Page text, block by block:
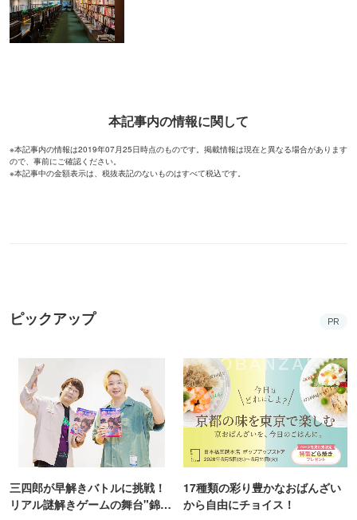
本記事内の情報に関して
※本記事内の情報は2019年07月25日時点のものです。掲載情報は現在と異なる場合があります
ので、事前にご確認ください。
※本記事中の金額表示は、税抜表記のないものはすべて税込です。
ピックアップ PR
三四郎が早解きバトルに挑戦！
リアル謎解きゲームの舞台"錦糸
17種類の彩り豊かなおばんざい
から自由にチョイス！